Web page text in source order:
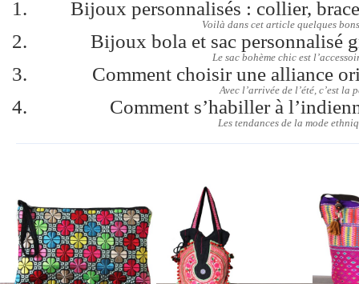
Bijoux personnalisés : collier,
Voilà dans cet article quelques
Bijoux bola et sac personnalisé
Le sac bohème chic est
Comment choisir une alliance
Avec l’arrivée de l’été, c’est la
Comment s’habiller à
Les tendances de la mode